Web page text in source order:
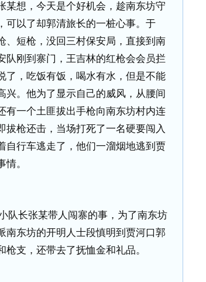
某想，今天是个好机会，趁南东坊守
可以了却郭清旅长的一桩心事。于
、短枪，没回三村保安局，直接到南
队刚到寨门，王吉林的红枪会会员拦
了，吃饭有饭，喝水有水，但是不能
兴。他为了显示自己的威风，从腰间
有一个土匪拔出手枪向南东坊村内连
拔枪还击，当场打死了一名硬要闯入
自行车逃走了，他们一溜烟地逃到贾
。
队长张某带人闯寨的事，为了南东坊
南东坊的开明人士段慎明到贾河口郭
支，还带去了抚恤金和礼品。